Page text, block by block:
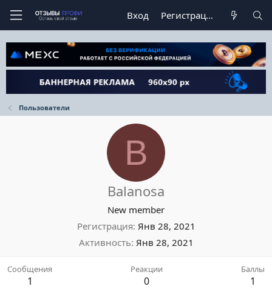
Вход Регистрация
Пользователи
B
Balanosa
New member
Регистрация Янв 28, 2021
Активность Янв 28, 2021
Сообщения
1
Реакции
0
Баллы
1